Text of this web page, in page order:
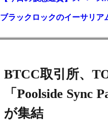
ブラックロックのイーサリ
BTCC取引所、
「Poolside Sync
が集結